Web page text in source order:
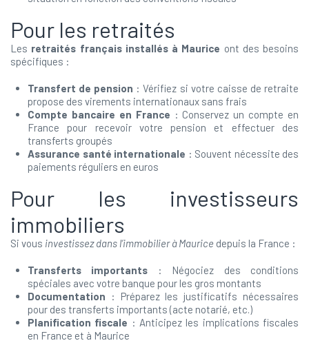
Pour les retraités
Les retraités français installés à Maurice ont des besoins
spécifiques :
Transfert de pension : Vérifiez si votre caisse de retraite
propose des virements internationaux sans frais
Compte bancaire en France : Conservez un compte en
France pour recevoir votre pension et effectuer des
transferts groupés
Assurance santé internationale : Souvent nécessite des
paiements réguliers en euros
Pour les investisseurs
immobiliers
Si vous investissez dans l’immobilier à Maurice depuis la France :
Transferts importants : Négociez des conditions
spéciales avec votre banque pour les gros montants
Documentation : Préparez les justificatifs nécessaires
pour des transferts importants (acte notarié, etc.)
Planification fiscale : Anticipez les implications fiscales
en France et à Maurice